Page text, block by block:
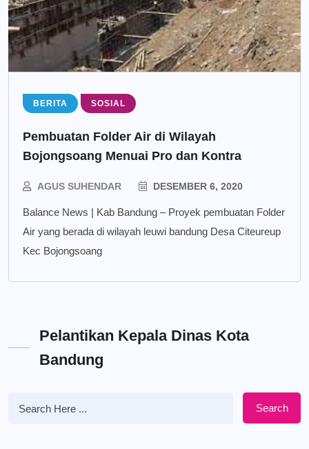
BERITA SOSIAL
Pembuatan Folder Air di Wilayah
Bojongsoang Menuai Pro dan Kontra
AGUS SUHENDAR DESEMBER 6, 2020
Balance News | Kab Bandung – Proyek pembuatan Folder
Air yang berada di wilayah leuwi bandung Desa Citeureup
Kec Bojongsoang
Pelantikan Kepala Dinas Kota
Bandung
Search